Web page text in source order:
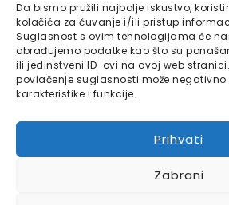
Da bismo pružili najbolje iskustvo,
kolačića za čuvanje i/ili pristup
Suglasnost s ovim tehnologijama će
obrađujemo podatke kao što su
ili jedinstveni ID-ovi na ovoj web
povlačenje suglasnosti može
karakteristike i funkcije.
Prihvati
Zabrani
Bajtbox
Linkovi
Kontaktirajte nas
Impressum